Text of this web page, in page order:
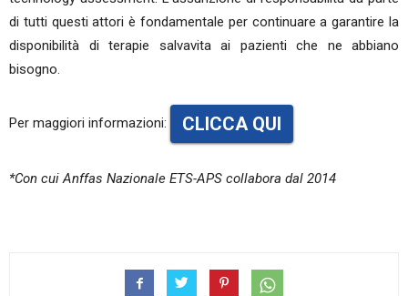
di tutti questi attori è fondamentale per continuare a garantire la
disponibilità di terapie salvavita ai pazienti che ne abbiano
bisogno.
Per maggiori informazioni: CLICCA QUI
*Con cui Anffas Nazionale ETS-APS collabora dal 2014